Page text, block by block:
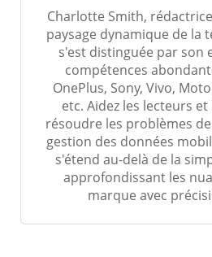
Charlotte Smith,
paysage dynamique de la
s'est distinguée par son
compétences
OnePlus, Sony, Vivo,
etc. Aidez les lecteurs
résoudre les problèmes
gestion des données
s'étend au-delà de la
approfondissant les
marque avec